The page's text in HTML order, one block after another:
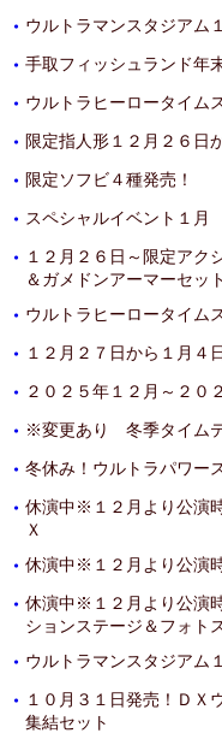
・ ウルトラマンスタジアム
・ 手取フィッシュランド年
・ ウルトラヒーロータイム
・ 限定指人形１２月２６日
・ 限定ソフビ４種発売！
・ スペシャルイベント１月
・ １２月２６日～限定ア
＆ガメドンアーマーセット
・ ウルトラヒーロータイム
・ １２月２７日から１月４
・ ２０２５年１２月～２０
・ ※変更あり 冬季タイム
・ 冬休み！ウルトラパワー
・ 休演中※１２月より公演
Ｘ
・ 休演中※１２月より公演
・ 休演中※１２月より公演
ションステージ＆フォト
・ ウルトラマンスタジアム
・ １０月３１日発売！ＤＸ
集結セット